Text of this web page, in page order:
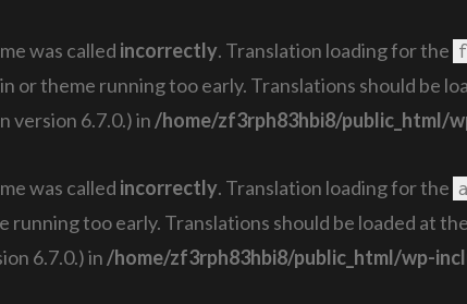
was called incorrectly. Translation loading for the
or theme running too early. Translations should be
version 6.7.0.) in /home/zf3rph83hbi8/public_html/
was called incorrectly. Translation loading for the
too early. Translations should be loaded at the
6.7.0.) in /home/zf3rph83hbi8/public_html/wp-